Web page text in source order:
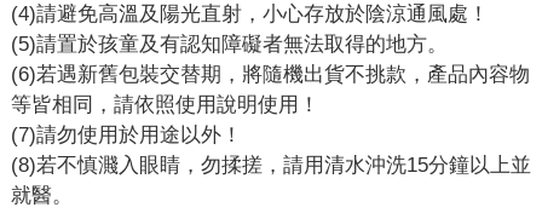
(4)請避免高溫及陽光直射，小心存放於陰涼通風處！
(5)請置於孩童及有認知障礙者無法取得的地方。
(6)若遇新舊包裝交替期，將隨機出貨不挑款，產品內容物
等皆相同，請依照使用說明使用！
(7)請勿使用於用途以外！
(8)若不慎濺入眼睛，勿揉搓，請用清水沖洗15分鐘以上並
就醫。